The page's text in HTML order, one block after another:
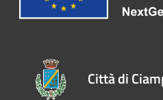
Città di